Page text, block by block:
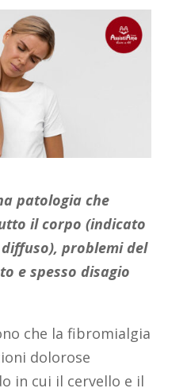
patologia che
il corpo (indicato
problemi del
e spesso disagio
che la fibromialgia
dolorose
in cui il cervello e il